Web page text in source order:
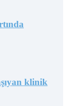
klinik